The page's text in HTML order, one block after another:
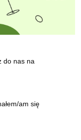
do nas na
am się